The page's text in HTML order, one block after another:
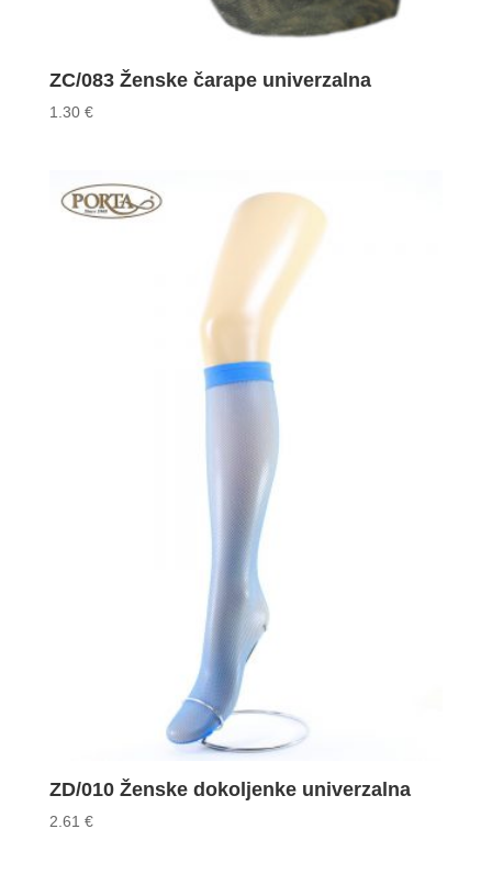
ZC/083 Ženske čarape univerzalna
1.30 €
ZD/010 Ženske dokoljenke univerzalna
2.61 €